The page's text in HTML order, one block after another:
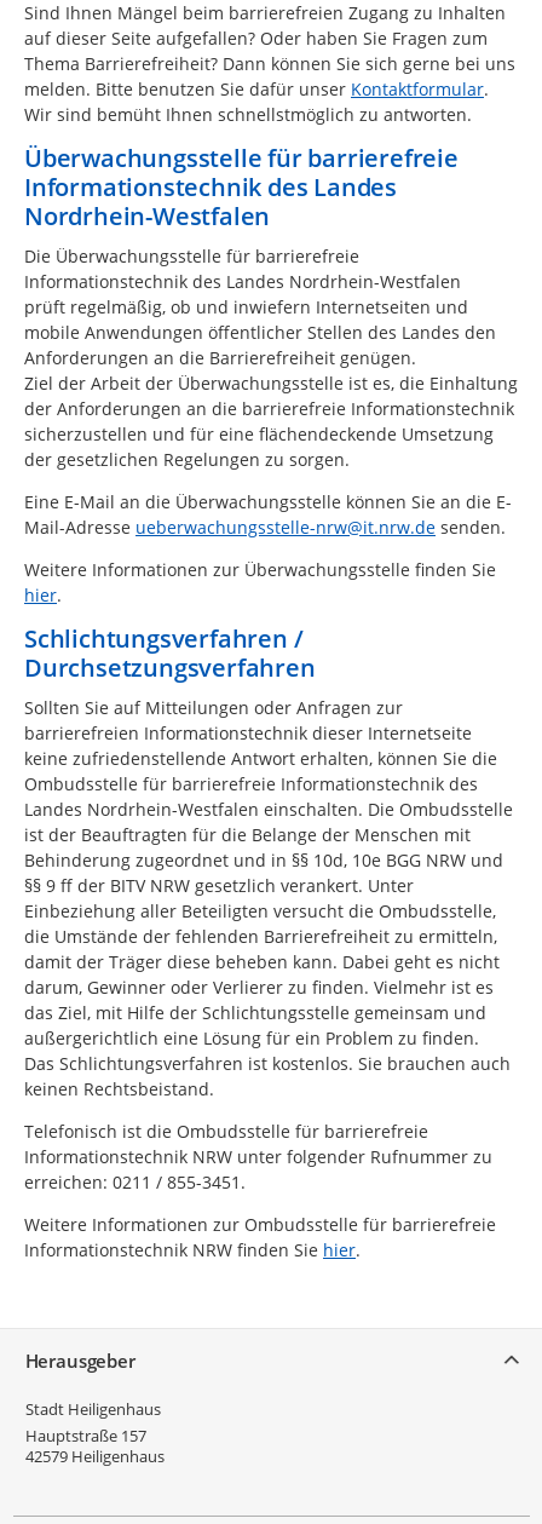
Sind Ihnen Mängel beim barrierefreien Zugang zu Inhalten
auf dieser Seite aufgefallen? Oder haben Sie Fragen zum
Thema Barrierefreiheit? Dann können Sie sich gerne bei uns
melden. Bitte benutzen Sie dafür unser Kontaktformular.
Wir sind bemüht Ihnen schnellstmöglich zu antworten.
Überwachungsstelle für barrierefreie
Informationstechnik des Landes
Nordrhein-Westfalen
Die Überwachungsstelle für barrierefreie
Informationstechnik des Landes Nordrhein-Westfalen
prüft regelmäßig, ob und inwiefern Internetseiten und
mobile Anwendungen öffentlicher Stellen des Landes den
Anforderungen an die Barrierefreiheit genügen.
Ziel der Arbeit der Überwachungsstelle ist es, die Einhaltung
der Anforderungen an die barrierefreie Informationstechnik
sicherzustellen und für eine flächendeckende Umsetzung
der gesetzlichen Regelungen zu sorgen.
Eine E-Mail an die Überwachungsstelle können Sie an die E-
Mail-Adresse ueberwachungsstelle-nrw@it.nrw.de senden.
Weitere Informationen zur Überwachungsstelle finden Sie
hier.
Schlichtungsverfahren /
Durchsetzungsverfahren
Sollten Sie auf Mitteilungen oder Anfragen zur
barrierefreien Informationstechnik dieser Internetseite
keine zufriedenstellende Antwort erhalten, können Sie die
Ombudsstelle für barrierefreie Informationstechnik des
Landes Nordrhein-Westfalen einschalten. Die Ombudsstelle
ist der Beauftragten für die Belange der Menschen mit
Behinderung zugeordnet und in §§ 10d, 10e BGG NRW und
§§ 9 ff der BITV NRW gesetzlich verankert. Unter
Einbeziehung aller Beteiligten versucht die Ombudsstelle,
die Umstände der fehlenden Barrierefreiheit zu ermitteln,
damit der Träger diese beheben kann. Dabei geht es nicht
darum, Gewinner oder Verlierer zu finden. Vielmehr ist es
das Ziel, mit Hilfe der Schlichtungsstelle gemeinsam und
außergerichtlich eine Lösung für ein Problem zu finden.
Das Schlichtungsverfahren ist kostenlos. Sie brauchen auch
keinen Rechtsbeistand.
Telefonisch ist die Ombudsstelle für barrierefreie
Informationstechnik NRW unter folgender Rufnummer zu
erreichen: 0211 / 855-3451.
Weitere Informationen zur Ombudsstelle für barrierefreie
Informationstechnik NRW finden Sie hier.
Herausgeber
Stadt Heiligenhaus
Hauptstraße 157
42579 Heiligenhaus